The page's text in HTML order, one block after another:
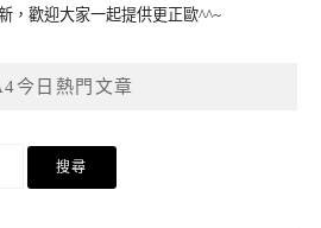
，歡迎大家一起提供更正歐^^~
今日熱門文章